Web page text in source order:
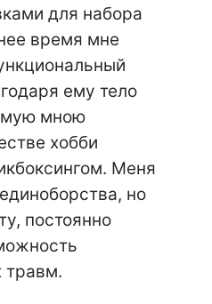
для набора
время мне
ему тело
мною
хобби
Меня
но
постоянно
травм.